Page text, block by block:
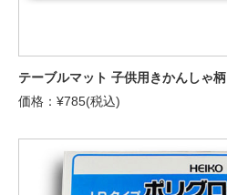
テーブルマット 子供用きかんしゃ柄
価格：¥785(税込)